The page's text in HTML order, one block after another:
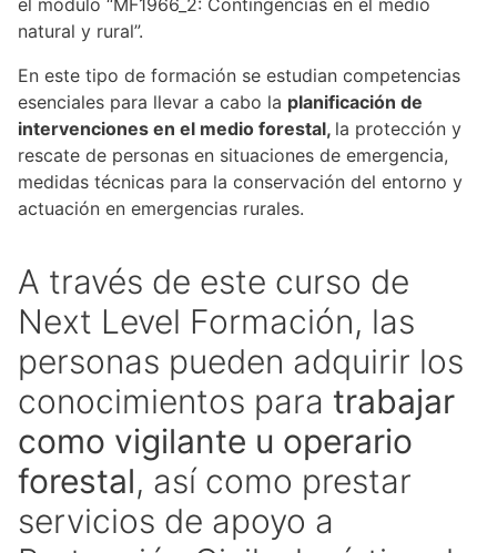
el módulo “MF1966_2: Contingencias en el medio
natural y rural”.
En este tipo de formación se estudian competencias
esenciales para llevar a cabo la planificación de
intervenciones en el medio forestal, la protección y
rescate de personas en situaciones de emergencia,
medidas técnicas para la conservación del entorno y
actuación en emergencias rurales.
A través de este curso de
Next Level Formación, las
personas pueden adquirir los
conocimientos para trabajar
como vigilante u operario
forestal, así como prestar
servicios de apoyo a